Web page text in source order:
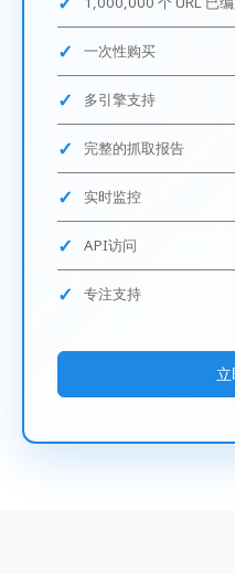
一次性购买
多引擎支持
完整的抓取报告
实时监控
API访问
专注支持